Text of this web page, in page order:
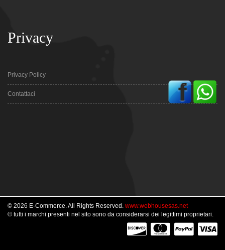
Privacy
Privacy Policy
Contattaci
© 2026 E-Commerce. All Rights Reserved. www.webhousesas.net
© tutti i marchi presenti nel sito sono da considerarsi dei legittimi proprietari.